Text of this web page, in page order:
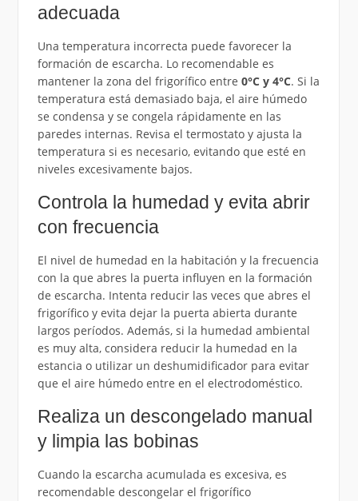
adecuada
Una temperatura incorrecta puede favorecer la
formación de escarcha. Lo recomendable es
mantener la zona del frigorífico entre 0°C y 4°C. Si la
temperatura está demasiado baja, el aire húmedo
se condensa y se congela rápidamente en las
paredes internas. Revisa el termostato y ajusta la
temperatura si es necesario, evitando que esté en
niveles excesivamente bajos.
Controla la humedad y evita abrir
con frecuencia
El nivel de humedad en la habitación y la frecuencia
con la que abres la puerta influyen en la formación
de escarcha. Intenta reducir las veces que abres el
frigorífico y evita dejar la puerta abierta durante
largos períodos. Además, si la humedad ambiental
es muy alta, considera reducir la humedad en la
estancia o utilizar un deshumidificador para evitar
que el aire húmedo entre en el electrodoméstico.
Realiza un descongelado manual
y limpia las bobinas
Cuando la escarcha acumulada es excesiva, es
recomendable descongelar el frigorífico